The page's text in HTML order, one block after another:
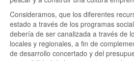
Consideramos, que los diferentes
estado a través de los programas
debería de ser canalizada a través de
locales y regionales, a fin de
de desarrollo concertado y del